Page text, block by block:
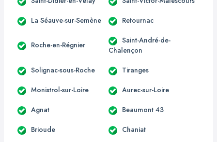
La Séauve-sur-Semène Retournac
Roche-en-Régnier
Saint-André-de-
Chalençon
Solignac-sous-Roche Tiranges
Monistrol-sur-Loire Aurec-sur-Loire
Agnat Beaumont 43
Brioude Chaniat